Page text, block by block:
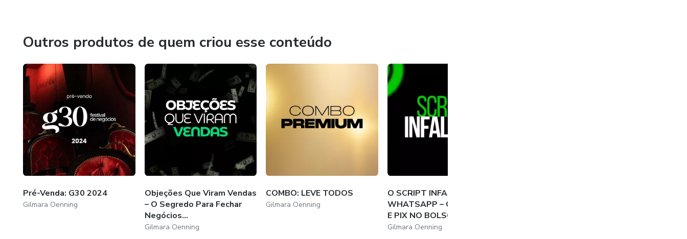
Outros produtos de quem criou esse conteúdo
Pré-Venda: G30 2024
Gilmara Oenning
Objeções Que Viram Vendas
– O Segredo Para Fechar
Negócios...
Gilmara Oenning
COMBO: LEVE TODOS
Gilmara Oenning
O SCRIPT INFALÍVEL DE
WHATSAPP – COPIE, COLE
E PIX NO BOLSO!
Gilmara Oenning